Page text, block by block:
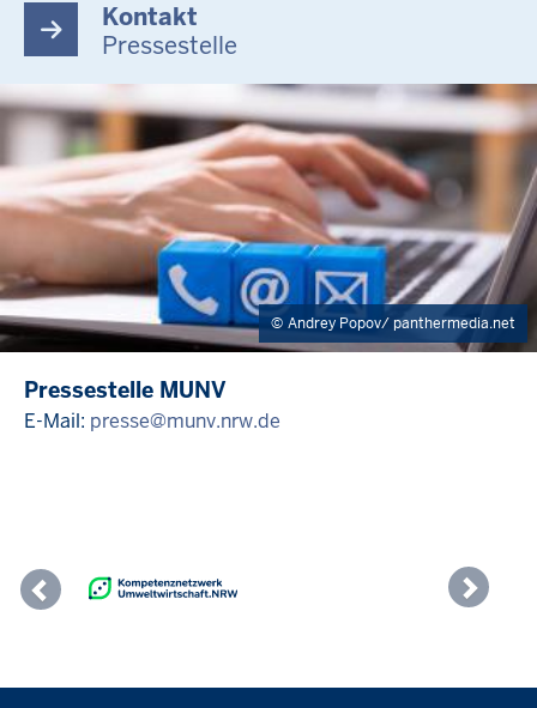
Kontakt
Pressestelle
Andrey Popov/ panthermedia.net
Pressestelle MUNV
E-Mail: presse@munv.nrw.de
Previous